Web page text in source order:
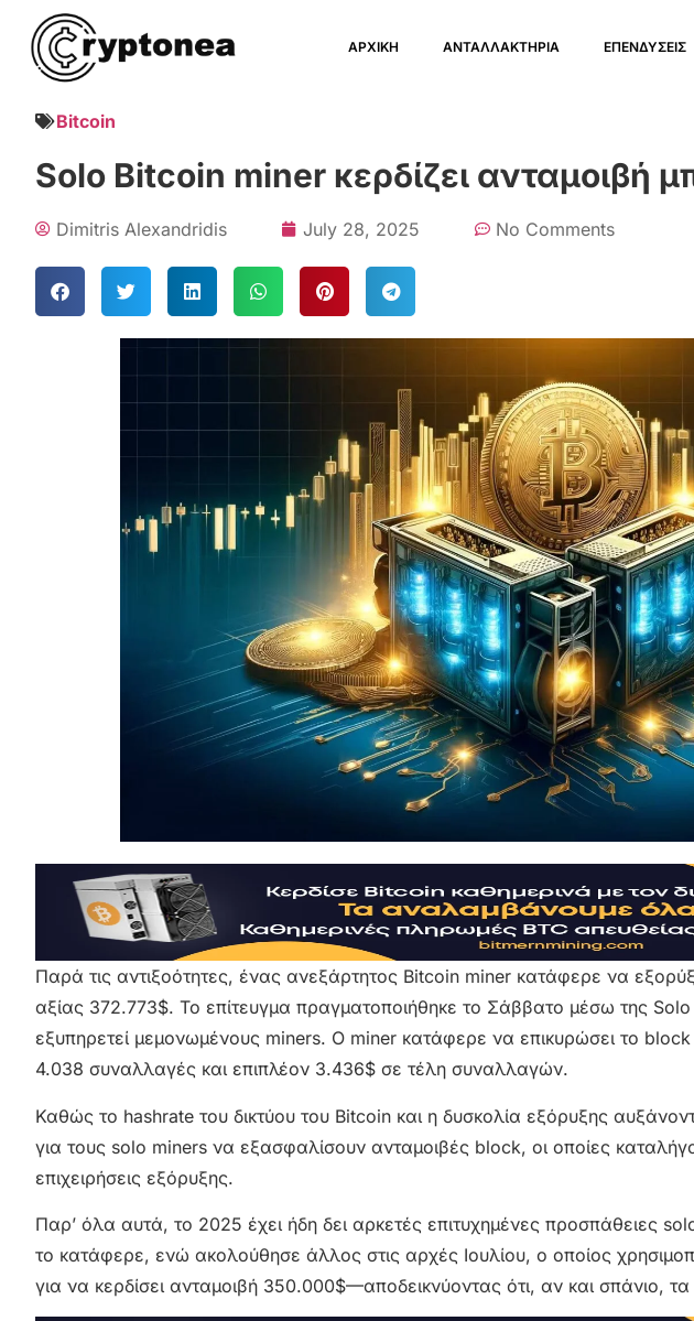
ΑΡΧΙΚΗ ΑΝΤΑΛΛΑΚΤΗΡΙΑ ΕΠΕΝΔΥΣΕΙΣ
Bitcoin
Solo Bitcoin miner κερδίζει ανταμοιβή
Dimitris Alexandridis July 28, 2025 No Comments
Παρά τις αντιξοότητες, ένας ανεξάρτητος Bitcoin miner κατάφερε να
αξίας 372.773$. Το επίτευγμα πραγματοποιήθηκε το Σάββατο μέσω της
εξυπηρετεί μεμονωμένους miners. Ο miner κατάφερε να επικυρώσει το
4.038 συναλλαγές και επιπλέον 3.436$ σε τέλη συναλλαγών.
Καθώς το hashrate του δικτύου του Bitcoin και η δυσκολία εξόρυξης
για τους solo miners να εξασφαλίσουν ανταμοιβές block, οι οποίες
επιχειρήσεις εξόρυξης.
Παρ’ όλα αυτά, το 2025 έχει ήδη δει αρκετές επιτυχημένες προσπάθειες
το κατάφερε, ενώ ακολούθησε άλλος στις αρχές Ιουλίου, ο οποίος
για να κερδίσει ανταμοιβή 350.000$—αποδεικνύοντας ότι, αν και σπάνιο,